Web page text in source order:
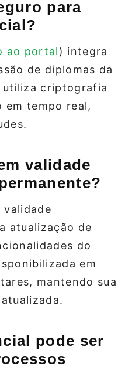
para
ao portal) integra
de diplomas da
criptografia
em tempo real,
validade
validade
atualização de
do
em
mantendo sua
pode ser